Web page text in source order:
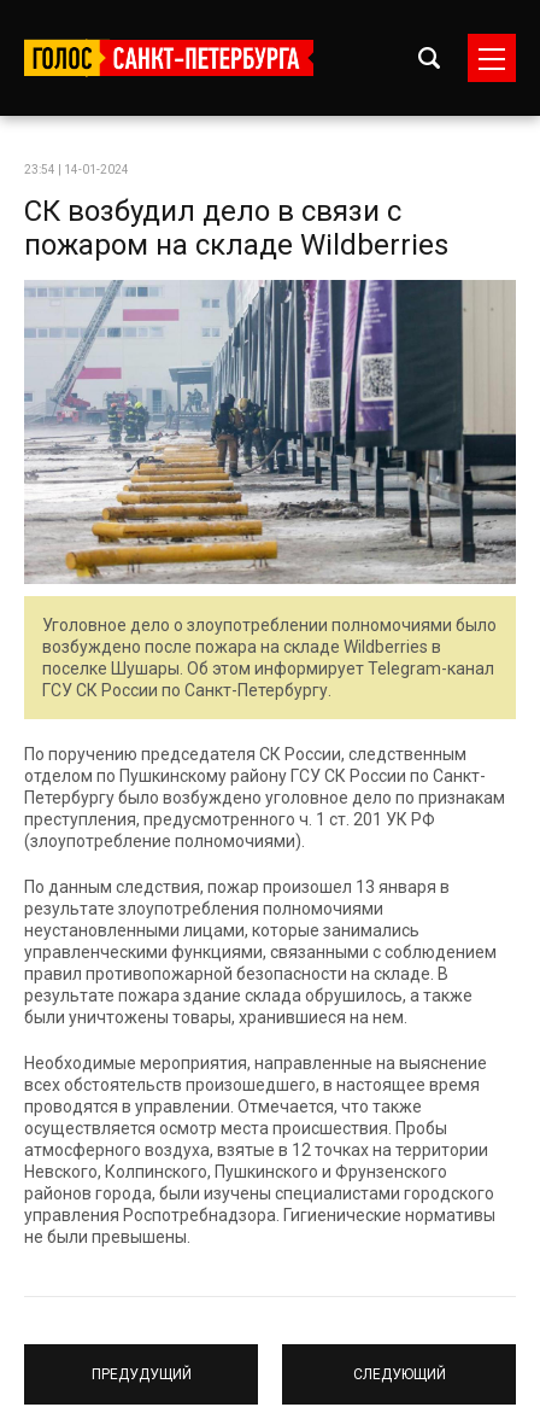
23:54 | 14-01-2024
СК возбудил дело в связи с
пожаром на складе Wildberries
Уголовное дело о злоупотреблении полномочиями было
возбуждено после пожара на складе Wildberries в
поселке Шушары. Об этом информирует Telegram-канал
ГСУ СК России по Санкт-Петербургу.
По поручению председателя СК России, следственным
отделом по Пушкинскому району ГСУ СК России по Санкт-
Петербургу было возбуждено уголовное дело по признакам
преступления, предусмотренного ч. 1 ст. 201 УК РФ
(злоупотребление полномочиями).
По данным следствия, пожар произошел 13 января в
результате злоупотребления полномочиями
неустановленными лицами, которые занимались
управленческими функциями, связанными с соблюдением
правил противопожарной безопасности на складе. В
результате пожара здание склада обрушилось, а также
были уничтожены товары, хранившиеся на нем.
Необходимые мероприятия, направленные на выяснение
всех обстоятельств произошедшего, в настоящее время
проводятся в управлении. Отмечается, что также
осуществляется осмотр места происшествия. Пробы
атмосферного воздуха, взятые в 12 точках на территории
Невского, Колпинского, Пушкинского и Фрунзенского
районов города, были изучены специалистами городского
управления Роспотребнадзора. Гигиенические нормативы
не были превышены.
ПРЕДУДУЩИЙ СЛЕДУЮЩИЙ